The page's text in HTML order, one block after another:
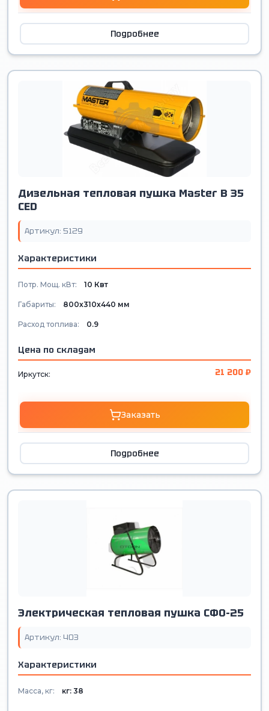
Подробнее
Дизельная тепловая пушка Master B 35
CED
Артикул: 5129
Характеристики
Потр. Мощ. кВт: 10 Квт
Габариты: 800х310х440 мм
Расход топлива: 0.9
Цена по складам
Иркутск: 21 200 ₽
Заказать
Подробнее
Электрическая тепловая пушка СФО-25
Артикул: 403
Характеристики
Масса, кг: кг: 38